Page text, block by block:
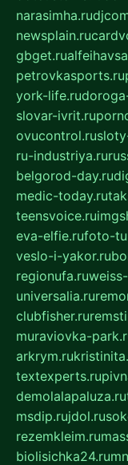
narasimha.ru
newsplain.ru
gbget.ru
petrovkasports.ru
york-life.ru
slovar-ivrit.ru
ovucontrol.ru
ru-industriya.ru
belgorod-day.ru
medic-today.ru
teensvoice.ru
eva-elfie.rufoto-
veslo-i-yakor.ru
regionufa.ru
universalia.ru
clubfisher.ru
muraviovka-
arkrym.ru
textexperts.ru
demolalapaluza.ru
msdip.rujdol.ru
rezemkleim.ru
biolisichka24.ru